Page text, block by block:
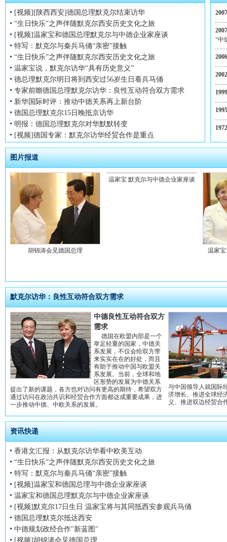
[视频][陕西西安]德国总理默克尔结束访华
“生日快乐”之声伴随默克尔西安历史文化之旅
[视频]温家宝和德国总理默克尔与中德企业家座谈
特写：默克尔与秦兵马俑“亲密”接触
“生日快乐”之声伴随默克尔西安历史文化之旅
温家宝说，默克尔访华“具有历史意义”
德总理默克尔明日将到西安过56岁生日看兵马俑
专家前瞻德国总理默克尔访华：良性互动符合双方需求
新华国际时评：推动中德关系再上新台阶
德国总理默克尔15日晚抵京访华
明报：德国总理默克尔对华默默转变
[视频]德国专家：默克尔访华经贸合作是重点
“中
图片报道
胡锦涛会见德国总理
温家宝 默克尔与中德企业家座谈
温家
默克尔访华：良性互动符合双方需求
中德良性互动符合双方
需求
德国在欧盟内部是一个
举足轻重的国家，中德关
系发展，不仅会给双方带
来实实在在的好处，而且
有助于推动中国与欧盟关
系发展。当前，全球和地
区形势的发展为中德关系
提出了新的课题，各方也对访问有更高的期待，希望双方
通过访问在政治共识和经贸合作方面都达成重要成果，进
一步推动中德、中欧关系的发展。
与中国领导人就国际
济增长、推进全球经
义、推进双边经贸合
资讯快递
香港文汇报：从默克尔访华看中欧美互动
“生日快乐”之声伴随默克尔西安历史文化之旅
特写：默克尔与秦兵马俑“亲密”接触
[视频]温家宝和德国总理与中德企业家座谈
温家宝和德国总理默克尔与中德企业家座谈
[视频]默克尔17日生日 温家宝将与其同抵西安参观兵马俑
德国总理默克尔抵达西安
中德规划政经合作"新蓝图"
[视频]胡锦涛会见德国总理